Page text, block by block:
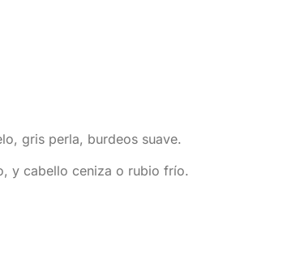
gris perla, burdeos suave.
y cabello ceniza o rubio frío.